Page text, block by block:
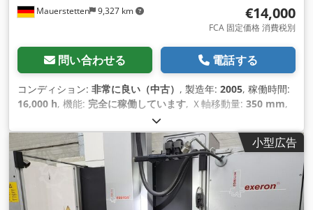
Mauerstetten 9,327 km €14,000
FCA 固定価格 消費税別
問い合わせる 電話する
コンディション: 非常に良い（中古） , 製造年: 2005, 稼働時間:
16,000 h, 機能: 完全に稼働しています, Ｘ軸移動量: 350 mm,
, Z軸移動距離:
小型広告